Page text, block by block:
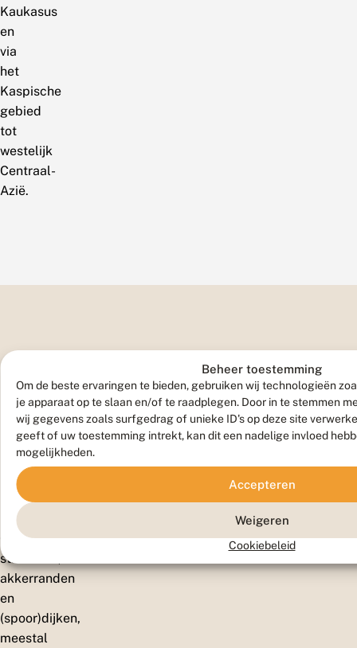
Beheer toestemming
Om de beste ervaringen te bieden, gebruiken wij technologieën
je apparaat op te slaan en/of te raadplegen. Door in te stemmen
wij gegevens zoals surfgedrag of unieke ID's op deze site
geeft of uw toestemming intrekt, kan dit een nadelige invloed
mogelijkheden.
Accepteren
Weigeren
Cookiebeleid
Kaukasus
en
via
het
Kaspische
gebied
tot
westelijk
Centraal-
Azië.
bi
ta
Graslanden,
struwelen,
akkerranden
en
(spoor)dijken,
meestal